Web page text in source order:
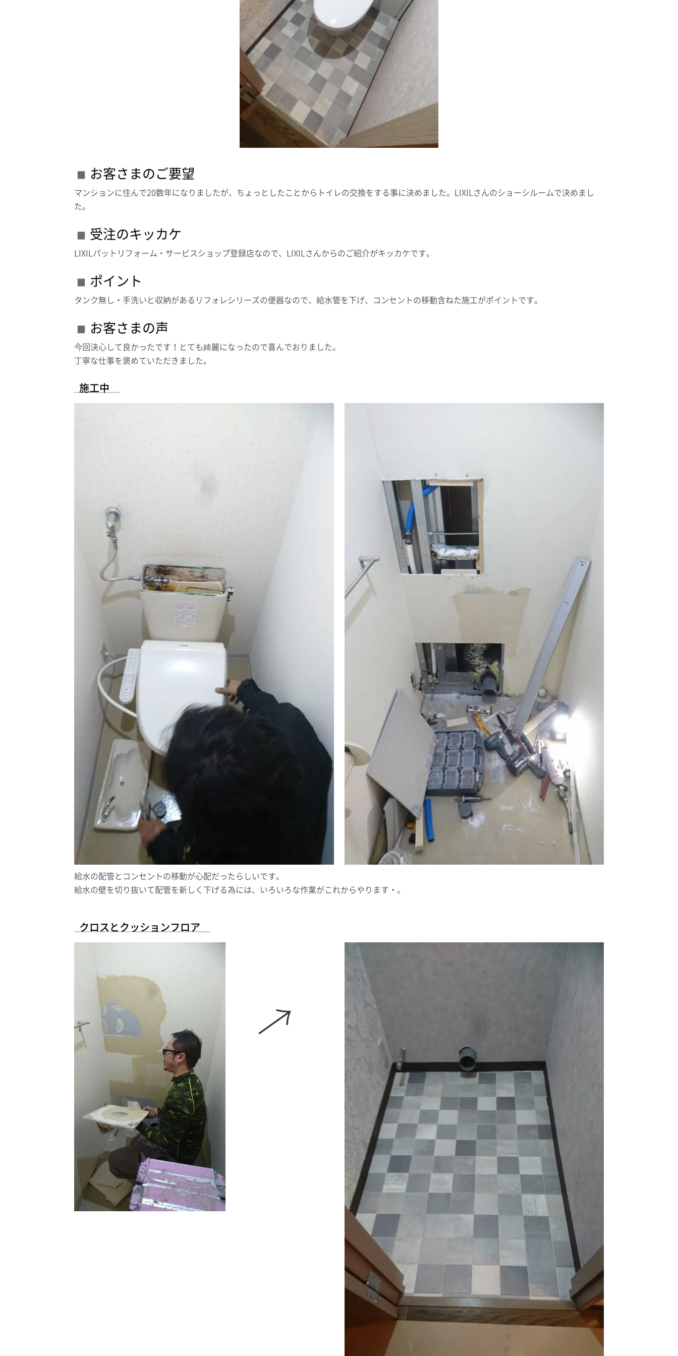
お客さまのご要望
マンションに住んで20数年になりましたが、ちょっとしたことからトイレの交換をする事に決めました。LIXILさんのショーシルームで決めまし
た。
受注のキッカケ
LIXILパットリフォーム・サービスショップ登録店なので、LIXILさんからのご紹介がキッカケです。
ポイント
タンク無し・手洗いと収納があるリフォレシリーズの便器なので、給水管を下げ、コンセントの移動含ねた施工がポイントです。
お客さまの声
今回決心して良かったです！とても綺麗になったので喜んでおりました。
丁寧な仕事を褒めていただきました。
施工中
給水の配管とコンセントの移動が心配だったらしいです。
給水の壁を切り抜いて配管を新しく下げる為には、いろいろな作業がこれからやります・。
クロスとクッションフロア